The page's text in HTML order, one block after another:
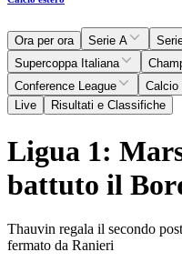
Ora per ora Serie A
Supercoppa Italiana
Conference League
Calcio
Live
Risultati e Classifiche
Ligua 1:
battuto il
Thauvin regala il secondo
fermato da Ranieri